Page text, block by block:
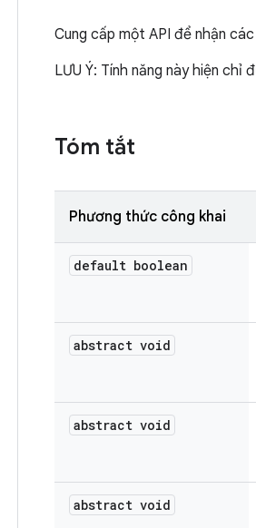
Cung cấp một API để nhận
LƯU Ý: Tính năng này hiện
Tóm tắt
Phương thức công khai
default boolean
abstract void
abstract void
abstract void